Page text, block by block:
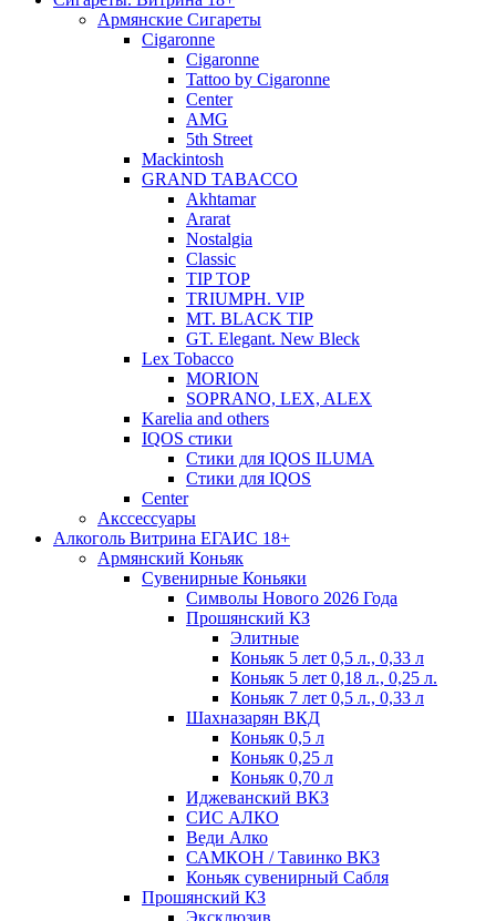
Армянские Сигареты
Cigaronne
Cigaronne
Tattoo by Cigaronne
Center
AMG
5th Street
Mackintosh
GRAND TABACCO
Akhtamar
Ararat
Nostalgia
Classic
TIP TOP
TRIUMPH. VIP
MT. BLACK TIP
GT. Elegant. New Bleck
Lex Tobacco
MORION
SOPRANO, LEX, ALEX
Karelia and others
IQOS стики
Стики для IQOS ILUMA
Стики для IQOS
Сenter
Акссессуары
Алкоголь Витрина ЕГАИС 18+
Армянский Коньяк
Сувенирные Коньяки
Символы Нового 2026 Года
Прошянский КЗ
Элитные
Коньяк 5 лет 0,5 л., 0,33 л
Коньяк 5 лет 0,18 л., 0,25 л.
Коньяк 7 лет 0,5 л., 0,33 л
Шахназарян ВКД
Коньяк 0,5 л
Коньяк 0,25 л
Коньяк 0,70 л
Иджеванский ВКЗ
СИС АЛКО
Веди Алко
САМКОН / Тавинко ВКЗ
Коньяк сувенирный Сабля
Прошянский КЗ
Эксклюзив